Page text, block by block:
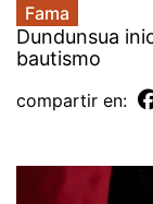
Fama
Dundunsua
bautismo
compartir en: